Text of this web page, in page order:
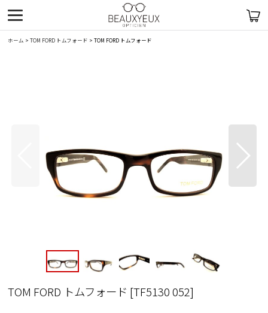
ホーム > TOM FORD トムフォード > TOM FORD トムフォード
TOM FORD トムフォード [TF5130 052]